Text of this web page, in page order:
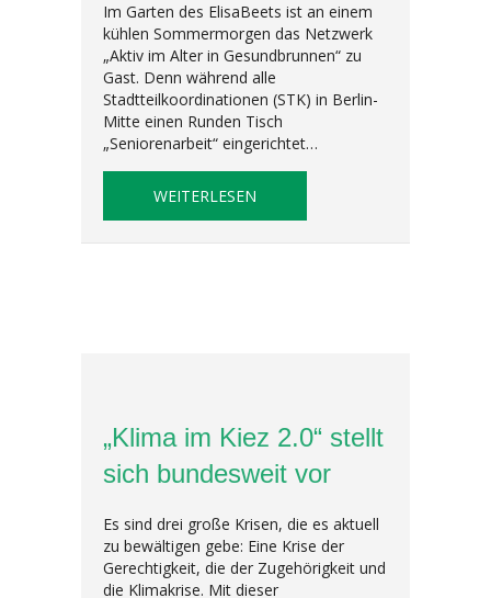
Im Garten des ElisaBeets ist an einem
kühlen Sommermorgen das Netzwerk
„Aktiv im Alter in Gesundbrunnen“ zu
Gast. Denn während alle
Stadtteilkoordinationen (STK) in Berlin-
Mitte einen Runden Tisch
„Seniorenarbeit“ eingerichtet…
WEITERLESEN
„Klima im Kiez 2.0“ stellt
sich bundesweit vor
Es sind drei große Krisen, die es aktuell
zu bewältigen gebe: Eine Krise der
Gerechtigkeit, die der Zugehörigkeit und
die Klimakrise. Mit dieser